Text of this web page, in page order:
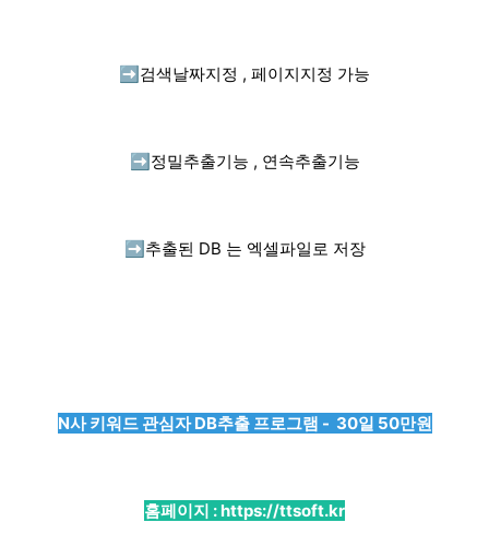
➡️ 검색날짜지정 , 페이지지정 가능
➡️ 정밀추출기능 , 연속추출기능
➡️ 추출된 DB 는 엑셀파일로 저장
N사 키워드 관심자 DB추출 프로그램 - 30일 50만원
홈페이지 :https://ttsoft.kr